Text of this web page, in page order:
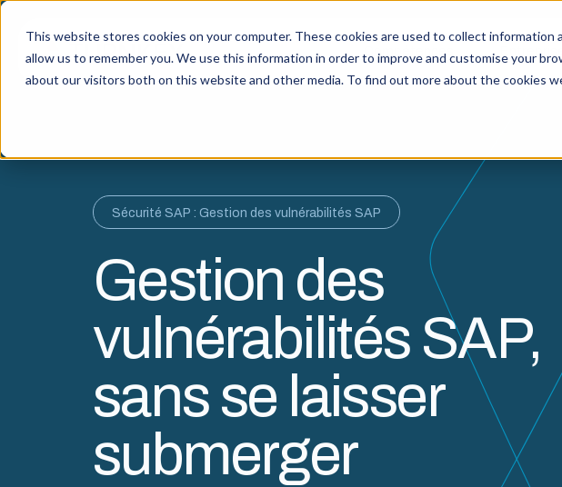
This website stores cookies on your computer. These cookies are used to collect
allow us to remember you. We use this information in order to improve and customise your
about our visitors both on this website and other media. To find out more about the cookies
Compétences Entreprise
Sécurité SAP : Gestion des vulnérabilités SAP
Gestion des
vulnérabilités SAP,
sans se laisser
submerger